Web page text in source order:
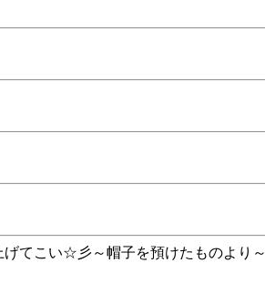
てこい☆彡～帽子を預けたものより～